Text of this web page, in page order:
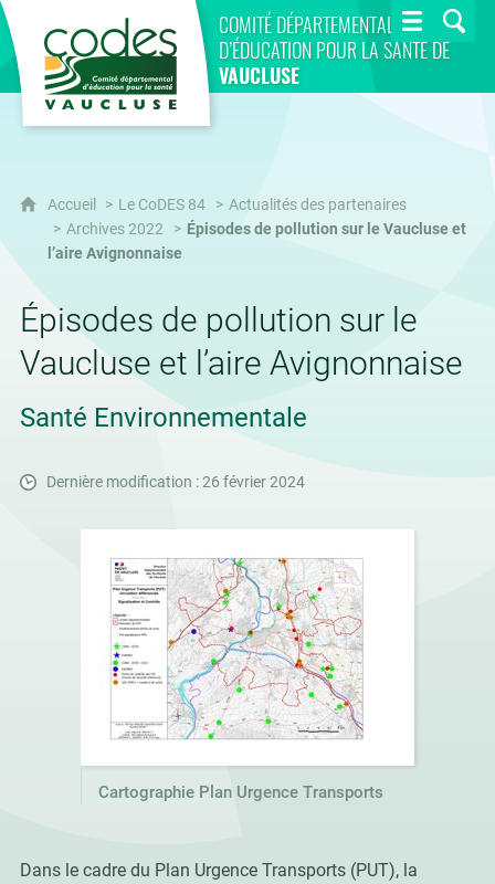
COMITÉ DÉPARTEMENTAL
D’ÉDUCATION POUR LA SANTÉ DE
VAUCLUSE
CoDES 84
Accueil Le CoDES 84
Actualités des partenaires
Archives 2022
Épisodes de pollution sur le Vaucluse et
l’aire Avignonnaise
Épisodes de pollution sur le
Vaucluse et l’aire Avignonnaise
Santé Environnementale
Dernière modification : 26 février 2024
Cartographie Plan Urgence Transports
Dans le cadre du Plan Urgence Transports (PUT), la